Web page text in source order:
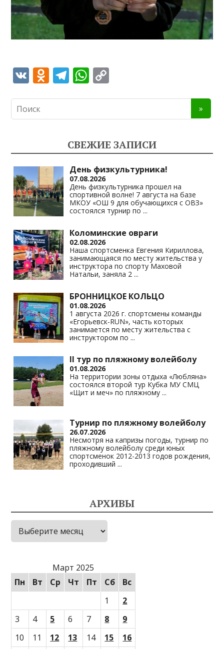
V O
o
as
s
ni
ki
T
gr
a
m
W
s
A
p
p
y
Li
n
k
СВЕЖИЕ ЗАПИСИ
День физкультурника!
07.08.2026
День физкультурника прошел на
спортивной волне! 7 августа на базе
МКОУ «ОШ 9 для обучающихся с ОВЗ»
состоялся турнир по ...
Коломинские овраги
02.08.2026
Наша спортсменка Евгения Кириллова,
занимающаяся по месту жительства у
инструктора по спорту Маховой
Натальи, заняла 2 ...
БРОННИЦКОЕ КОЛЬЦО
01.08.2026
1 августа 2026 г. спортсмены команды
«Егорьевск-RUN», часть которых
занимается по месту жительства с
инструктором по ...
II тур по пляжному волейболу
01.08.2026
На территории зоны отдыха «Любляна»
состоялся второй тур Кубка МУ СМЦ
«Щит и меч» по пляжному ...
Турнир по пляжному волейболу
26.07.2026
Несмотря на капризы погоды, турнир по
пляжному волейболу среди юных
спортсменок 2012-2013 годов рождения,
проходивший ...
АРХИВЫ
Архивы
Март 2025
Пн
Вт Ср Чт Пт Сб
Вс
1
2
3
4 5 6 7 8
9
10
11 12 13 14 15 16